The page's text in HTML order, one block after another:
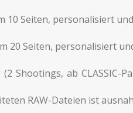
10 Seiten, personalisiert
20 Seiten, personalisiert
Shootings, ab
RAW-Dateien ist